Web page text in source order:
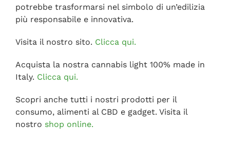
potrebbe trasformarsi nel simbolo di un’edilizia
più responsabile e innovativa.
Visita il nostro sito. Clicca qui.
Acquista la nostra cannabis light 100% made in
Italy. Clicca qui.
Scopri anche tutti i nostri prodotti per il
consumo, alimenti al CBD e gadget. Visita il
nostro shop online.